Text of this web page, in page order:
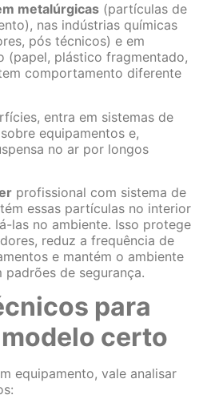
metalúrgicas (partículas de
nas indústrias químicas
pós técnicos) e em
(papel, plástico fragmentado,
comportamento diferente
entra em sistemas de
equipamentos e,
no ar por longos
profissional com sistema de
essas partículas no interior
las no ambiente. Isso protege
reduz a frequência de
e mantém o ambiente
de segurança.
para
certo
equipamento, vale analisar